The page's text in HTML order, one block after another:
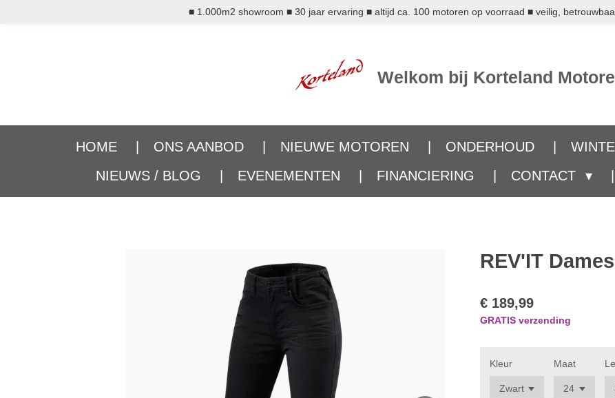
■ 1.000m2 showroom ■ 30 jaar ervaring ■ altijd ca. 100 motoren op voorraad ■ veilig,
Welkom bij Korteland
HOME ONS AANBOD NIEUWE MOTOREN ONDERHOUD
NIEUWS / BLOG
EVENEMENTEN FINANCIERING CONTACT
REV'IT
€ 189,99
GRATIS verzending
Kleur Maat